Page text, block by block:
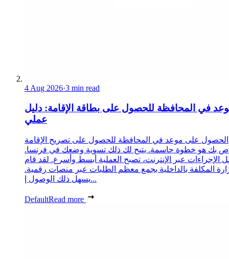
4 Aug 2026·3 min read
في المحافظة للحصول على بطاقة الإقامة: دليل
عملي
الحصول على موعد في المحافظة للحصول على تصريح الإقامة
بك هو خطوة حاسمة. يتيح لك ذلك تسوية وضعك في فرنسا.
الإجراءات عبر الإنترنت، تصبح العملية أبسط وأسرع. لقد قام
المكلفة بالداخلية بجمع معظم الطلبات عبر منصات رقمية.
يسهل ذلك الوصول إ...
DefaultRead more